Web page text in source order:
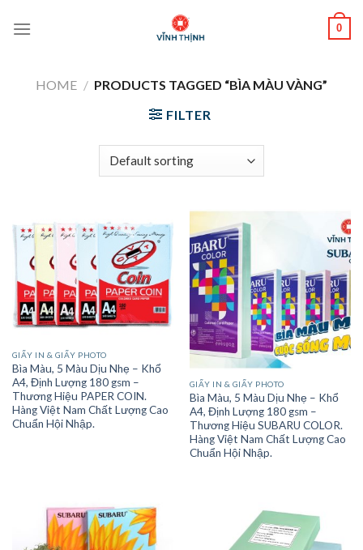
0
HOME / PRODUCTS TAGGED “BÌA MÀU VÀNG”
FILTER
GIẤY IN & GIẤY PHOTO
Bìa Màu, 5 Màu Dịu Nhẹ – Khổ
A4, Định Lượng 180 gsm –
Thương Hiệu PAPER COIN.
Hàng Việt Nam Chất Lượng Cao
Chuẩn Hội Nhập.
GIẤY IN & GIẤY PHOTO
Bìa Màu, 5 Màu Dịu Nhẹ – Khổ
A4, Định Lượng 180 gsm –
Thương Hiệu SUBARU COLOR.
Hàng Việt Nam Chất Lượng Cao
Chuẩn Hội Nhập.